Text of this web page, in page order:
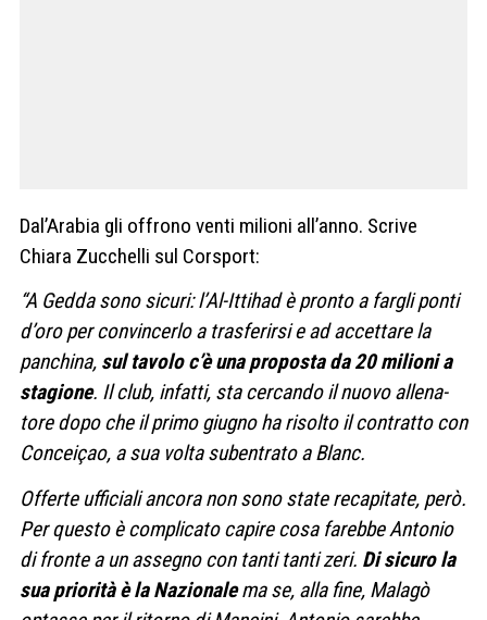
Dal’Arabia gli offrono venti milioni all’anno. Scrive
Chiara Zucchelli sul Corsport:
“A Gedda sono sicuri: l’Al-Itti­had è pronto a far­gli ponti
d’oro per con­vin­cerlo a tra­sfe­rirsi e ad accet­tare la
pan­china, sul tavolo c’è una pro­po­sta da 20 milioni a
sta­gione. Il club, infatti, sta cer­cando il nuovo alle­na­
tore dopo che il primo giu­gno ha risolto il con­tratto con
Con­ceiçao, a sua volta suben­trato a Blanc.
Offerte uffi­ciali ancora non sono state reca­pi­tate, però.
Per que­sto è com­pli­cato capire cosa farebbe Anto­nio
di fronte a un asse­gno con tanti tanti zeri. Di sicuro la
sua prio­rità è la Nazio­nalema se, alla fine, Malagò